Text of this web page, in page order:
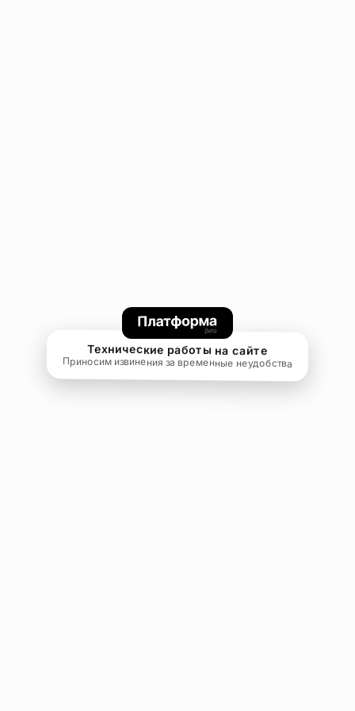
Технические работы на сайте
Приносим извинения за временные неудобства